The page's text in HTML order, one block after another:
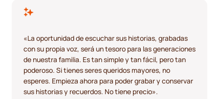
«La oportunidad de escuchar sus historias, grabadas
con su propia voz, será un tesoro para las generaciones
de nuestra familia. Es tan simple y tan fácil, pero tan
poderoso. Si tienes seres queridos mayores, no
esperes. Empieza ahora para poder grabar y conservar
sus historias y recuerdos. No tiene precio».